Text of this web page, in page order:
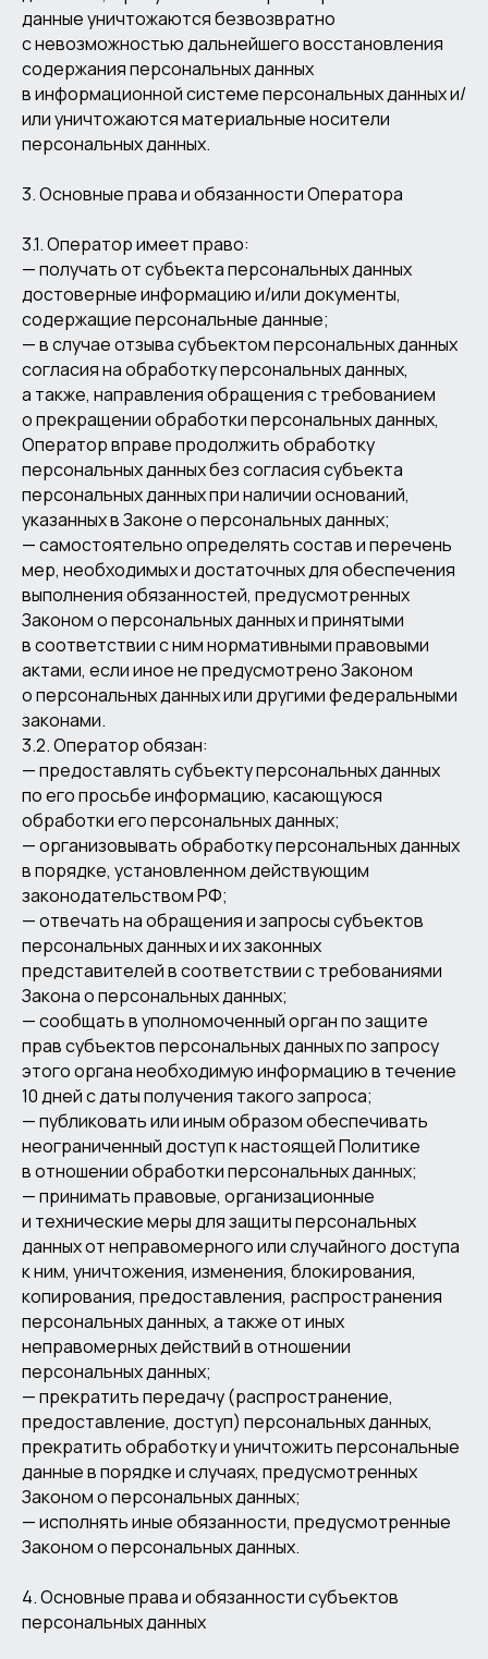
данные уничтожаются безвозвратно
с невозможностью дальнейшего восстановления
содержания персональных данных
в информационной системе персональных данных и/
или уничтожаются материальные носители
персональных данных.
3. Основные права и обязанности Оператора
3.1. Оператор имеет право:
— получать от субъекта персональных данных
достоверные информацию и/или документы,
содержащие персональные данные;
— в случае отзыва субъектом персональных данных
согласия на обработку персональных данных,
а также, направления обращения с требованием
о прекращении обработки персональных данных,
Оператор вправе продолжить обработку
персональных данных без согласия субъекта
персональных данных при наличии оснований,
указанных в Законе о персональных данных;
— самостоятельно определять состав и перечень
мер, необходимых и достаточных для обеспечения
выполнения обязанностей, предусмотренных
Законом о персональных данных и принятыми
в соответствии с ним нормативными правовыми
актами, если иное не предусмотрено Законом
о персональных данных или другими федеральными
законами.
3.2. Оператор обязан:
— предоставлять субъекту персональных данных
по его просьбе информацию, касающуюся
обработки его персональных данных;
— организовывать обработку персональных данных
в порядке, установленном действующим
законодательством РФ;
— отвечать на обращения и запросы субъектов
персональных данных и их законных
представителей в соответствии с требованиями
Закона о персональных данных;
— сообщать в уполномоченный орган по защите
прав субъектов персональных данных по запросу
этого органа необходимую информацию в течение
10 дней с даты получения такого запроса;
— публиковать или иным образом обеспечивать
неограниченный доступ к настоящей Политике
в отношении обработки персональных данных;
— принимать правовые, организационные
и технические меры для защиты персональных
данных от неправомерного или случайного доступа
к ним, уничтожения, изменения, блокирования,
копирования, предоставления, распространения
персональных данных, а также от иных
неправомерных действий в отношении
персональных данных;
— прекратить передачу (распространение,
предоставление, доступ) персональных данных,
прекратить обработку и уничтожить персональные
данные в порядке и случаях, предусмотренных
Законом о персональных данных;
— исполнять иные обязанности, предусмотренные
Законом о персональных данных.
4. Основные права и обязанности субъектов
персональных данных